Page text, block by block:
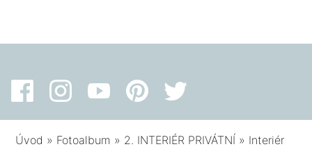
Úvod » Fotoalbum » 2. INTERIÉR PRIVÁTNÍ » Interiér